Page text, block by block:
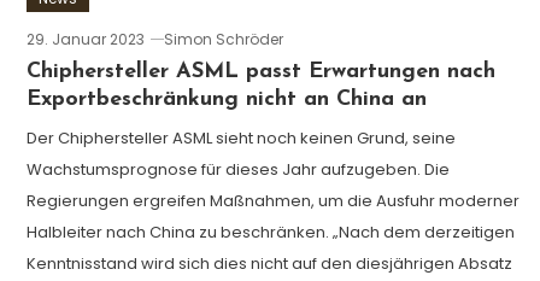
29. Januar 2023
Simon Schröder
Chiphersteller ASML passt Erwartungen nach
Exportbeschränkung nicht an China an
Der Chiphersteller ASML sieht noch keinen Grund, seine
Wachstumsprognose für dieses Jahr aufzugeben. Die
Regierungen ergreifen Maßnahmen, um die Ausfuhr moderner
Halbleiter nach China zu beschränken. „Nach dem derzeitigen
Kenntnisstand wird sich dies nicht auf den diesjährigen Absatz